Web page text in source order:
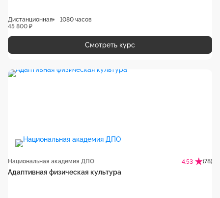
Дистанционная
1080 часов
45 800 ₽
Смотреть курс
Национальная академия ДПО 4.53 (78)
Адаптивная физическая культура